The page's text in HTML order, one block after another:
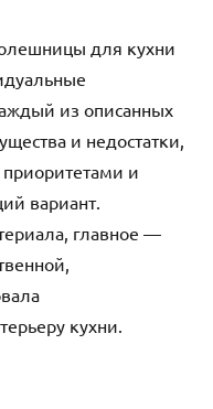
для кухни
из описанных
и недостатки,
и
вариант.
главное —
кухни.